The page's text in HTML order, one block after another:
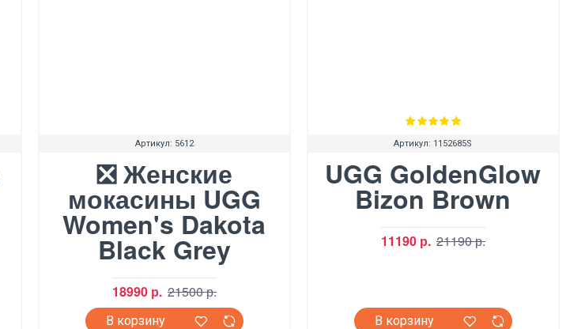
Артикул: 5612
❎ Женские
мокасины UGG
Women's Dakota
Black Grey
18990 р. 21500 р.
В корзину
Артикул: 1152685S
UGG GoldenGlow
Bizon Brown
11190 р. 21190 р.
В корзину